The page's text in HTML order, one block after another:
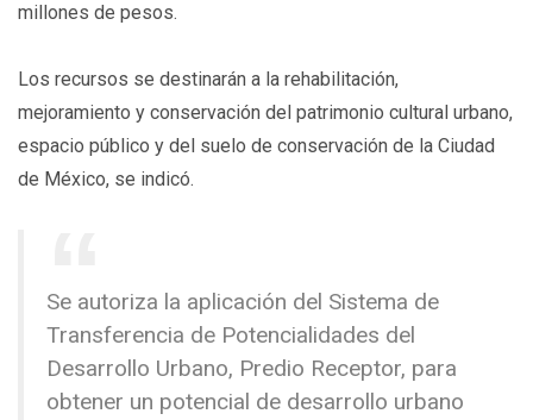
millones de pesos.
Los recursos se destinarán a la rehabilitación,
mejoramiento y conservación del patrimonio cultural urbano,
espacio público y del suelo de conservación de la Ciudad
de México, se indicó.
Se autoriza la aplicación del Sistema de
Transferencia de Potencialidades del
Desarrollo Urbano, Predio Receptor, para
obtener un potencial de desarrollo urbano